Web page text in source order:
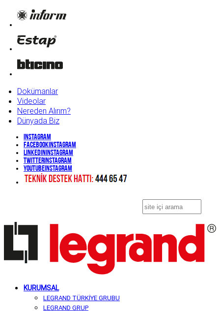
Dokümanlar
Videolar
Nereden Alırım?
Dünyada Biz
Instagram
Facebook Instagram
Linkedin Instagram
Twitter Instagram
YouTube Instagram
KURUMSAL
LEGRAND TÜRKİYE GRUBU
LEGRAND GRUP